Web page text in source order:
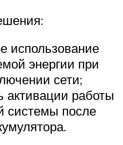
использование
энергии при
сети;
активации работы
системы после